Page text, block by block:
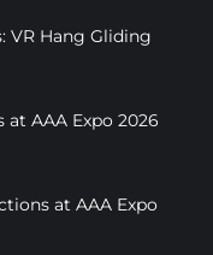
VR Hang Gliding
AAA Expo 2026
at AAA Expo